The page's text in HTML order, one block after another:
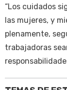
“Los cuidados
las mujeres, y
plenamente,
trabajadoras